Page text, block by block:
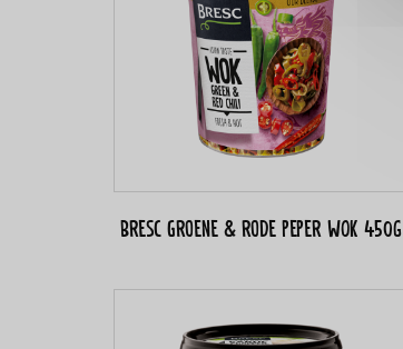
Bresc Groene & rode peper WOK 450g